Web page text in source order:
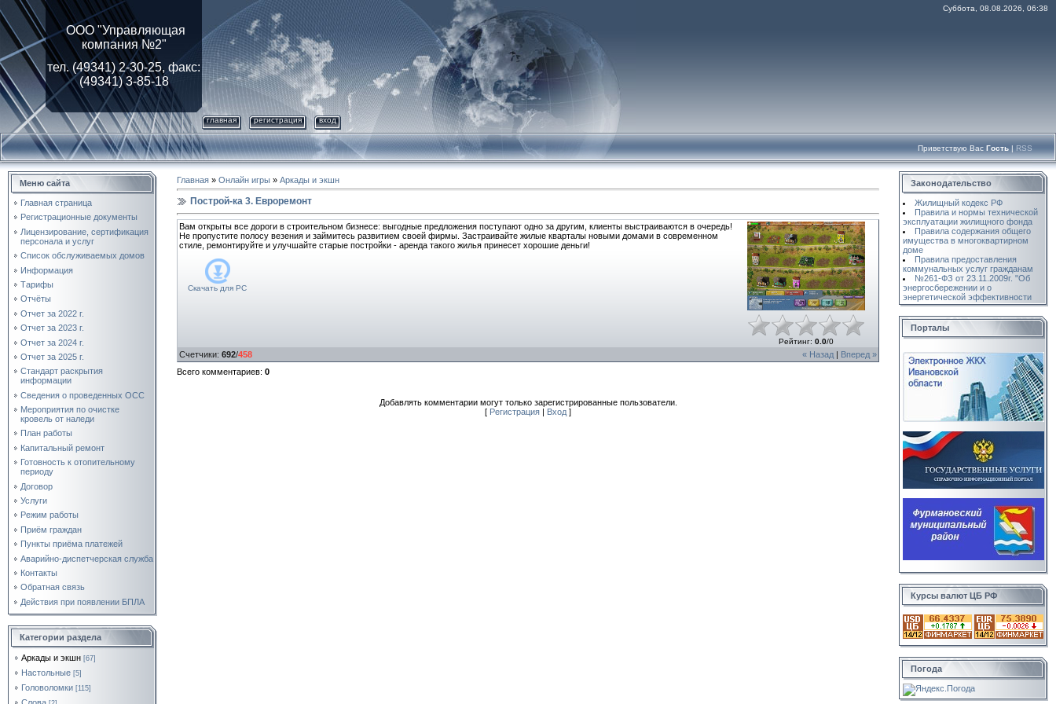
ООО "Управляющая
компания №2"
тел. (49341) 2-30-25, факс:
(49341) 3-85-18
Суббота, 08.08.2026, 06:38
главная регистрация вход
Приветствую Вас Гость | RSS
Меню сайта
Главная страница
Регистрационные документы
Лицензирование, cертификация
персонала и услуг
Список обслуживаемых домов
Информация
Тарифы
Отчёты
Отчет за 2022 г.
Отчет за 2023 г.
Отчет за 2024 г.
Отчет за 2025 г.
Стандарт раскрытия
информации
Сведения о проведенных ОСС
Мероприятия по очистке
кровель от наледи
План работы
Капитальный ремонт
Готовность к отопительному
периоду
Договор
Услуги
Режим работы
Приём граждан
Пункты приёма платежей
Аварийно-диспетчерская служба
Контакты
Обратная связь
Действия при появлении БПЛА
Категории раздела
Аркады и экшн [67]
Настольные [5]
Головоломки [115]
Главная » Онлайн игры » Аркады и экшн
Построй-ка 3. Евроремонт
Вам открыты все дороги в строительном бизнесе: выгодные предложения поступают одно за другим, клиенты выстраиваются в очередь!
Не пропустите полосу везения и займитесь развитием своей фирмы. Застраивайте жилые кварталы новыми домами в современном
стиле, ремонтируйте и улучшайте старые постройки - аренда такого жилья принесет хорошие деньги!
Скачать для PC
Рейтинг: 0.0/0
« Назад Вперед »
Счетчики: 692/458
Всего комментариев: 0
Добавлять комментарии могут только зарегистрированные пользователи.
[ Регистрация Вход ]
Законодательство
Жилищный кодекс РФ
Правила и нормы технической
эксплуатации жилищного фонда
Правила содержания общего
имущества в многоквартирном
доме
Правила предоставления
коммунальных услуг гражданам
№261-ФЗ от 23.11.2009г. "Об
энергосбережении и о
энергетической эффективности
Порталы
Курсы валют ЦБ РФ
Погода